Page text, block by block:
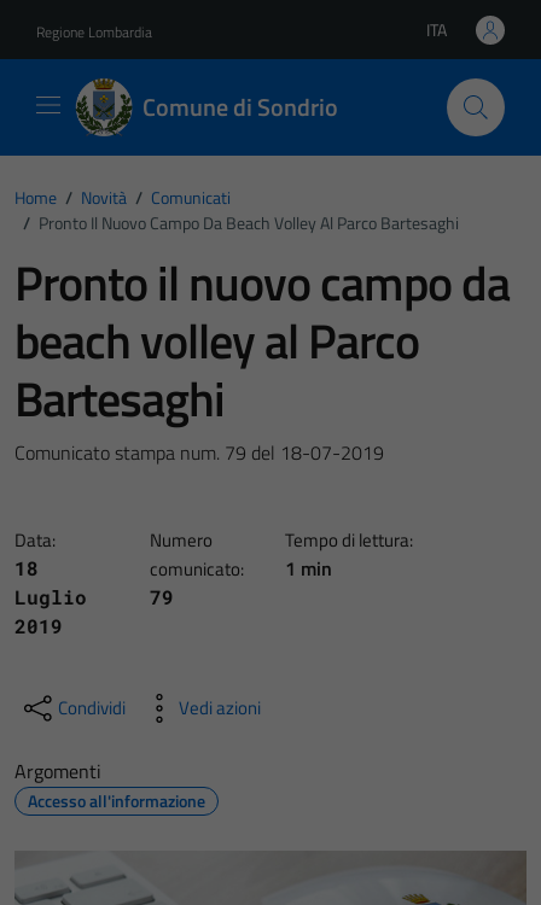
Regione Lombardia Lingua attiva:
ITA
Comune di Sondrio
Home / Novità / Comunicati
/ Pronto Il Nuovo Campo Da Beach Volley Al Parco Bartesaghi
Pronto il nuovo campo da
beach volley al Parco
Bartesaghi
Comunicato stampa num. 79 del 18-07-2019
Data:
18
Luglio
2019
Numero
comunicato:
79
Tempo di lettura:
1 min
Condividi Vedi azioni
Argomenti
Accesso all'informazione